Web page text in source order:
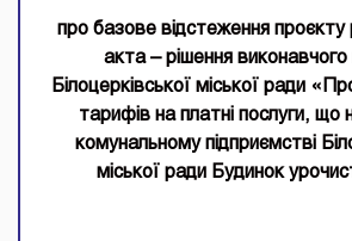
про базове відстеження проєкту
акта – рішення виконавчого
Білоцерківської міської ради
тарифів на платні послуги, що
комунальному підприємстві
міської ради Будинок